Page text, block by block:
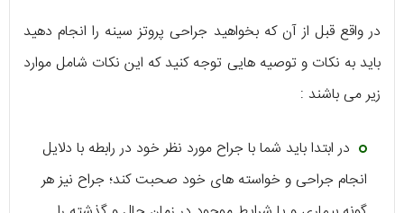
در واقع قبل از آن که بخواهید جراحی پروتز سینه را انجام دهید
باید به نکات و توصیه هایی توجه کنید که این نکات شامل موارد
زیر می باشند :
در ابتدا باید شما با جراح مورد نظر خود در رابطه با دلایل
انجام جراحی و خواسته های خود صحبت کند؛ جراح نیز هر